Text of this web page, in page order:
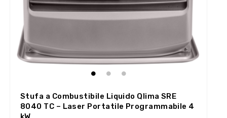
Stufa a Combustibile Liquido Qlima SRE
8040 TC – Laser Portatile Programmabile 4